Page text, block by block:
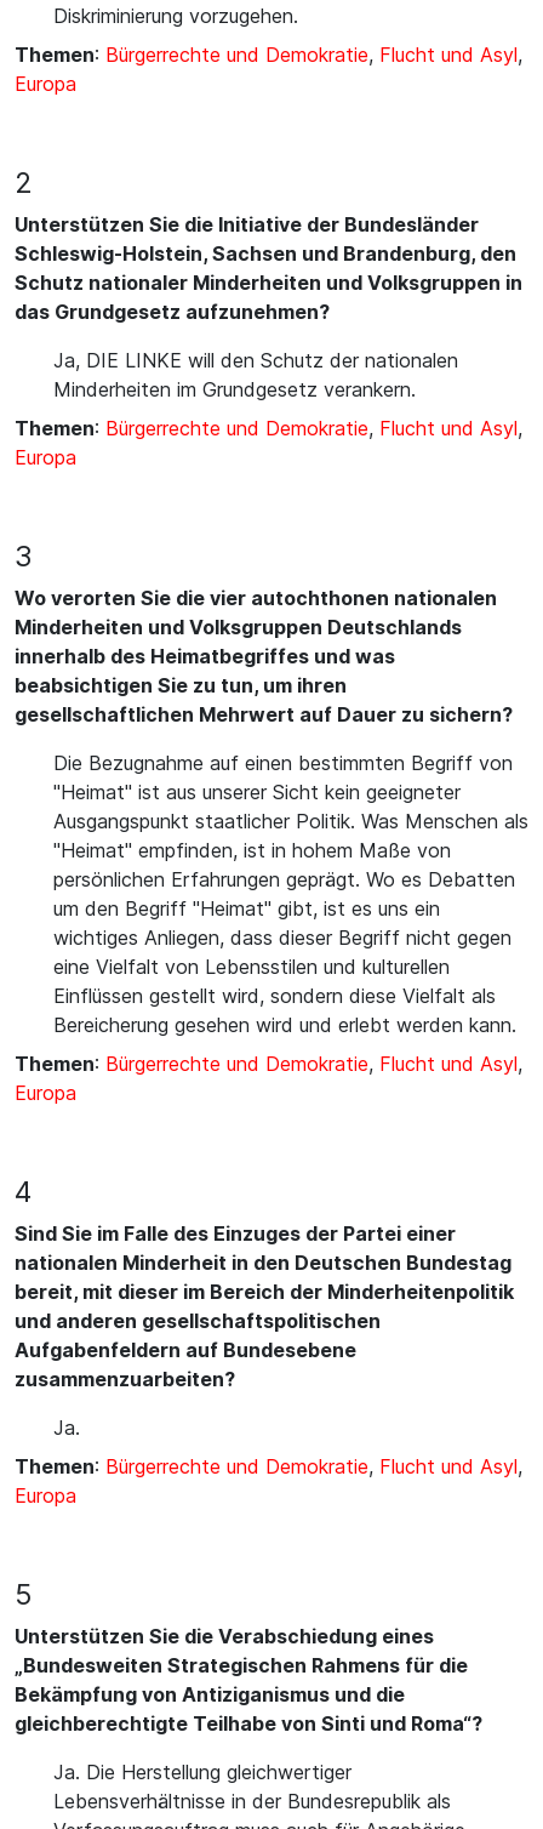
Diskriminierung vorzugehen.
Themen: Bürgerrechte und Demokratie, Flucht und Asyl,
Europa
2
Unterstützen Sie die Initiative der Bundesländer
Schleswig-Holstein, Sachsen und Brandenburg, den
Schutz nationaler Minderheiten und Volksgruppen in
das Grundgesetz aufzunehmen?
Ja, DIE LINKE will den Schutz der nationalen
Minderheiten im Grundgesetz verankern.
Themen: Bürgerrechte und Demokratie, Flucht und Asyl,
Europa
3
Wo verorten Sie die vier autochthonen nationalen
Minderheiten und Volksgruppen Deutschlands
innerhalb des Heimatbegriffes und was
beabsichtigen Sie zu tun, um ihren
gesellschaftlichen Mehrwert auf Dauer zu sichern?
Die Bezugnahme auf einen bestimmten Begriff von
"Heimat" ist aus unserer Sicht kein geeigneter
Ausgangspunkt staatlicher Politik. Was Menschen als
"Heimat" empfinden, ist in hohem Maße von
persönlichen Erfahrungen geprägt. Wo es Debatten
um den Begriff "Heimat" gibt, ist es uns ein
wichtiges Anliegen, dass dieser Begriff nicht gegen
eine Vielfalt von Lebensstilen und kulturellen
Einflüssen gestellt wird, sondern diese Vielfalt als
Bereicherung gesehen wird und erlebt werden kann.
Themen: Bürgerrechte und Demokratie, Flucht und Asyl,
Europa
4
Sind Sie im Falle des Einzuges der Partei einer
nationalen Minderheit in den Deutschen Bundestag
bereit, mit dieser im Bereich der Minderheitenpolitik
und anderen gesellschaftspolitischen
Aufgabenfeldern auf Bundesebene
zusammenzuarbeiten?
Ja.
Themen: Bürgerrechte und Demokratie, Flucht und Asyl,
Europa
5
Unterstützen Sie die Verabschiedung eines
„Bundesweiten Strategischen Rahmens für die
Bekämpfung von Antiziganismus und die
gleichberechtigte Teilhabe von Sinti und Roma“?
Ja. Die Herstellung gleichwertiger
Lebensverhältnisse in der Bundesrepublik als